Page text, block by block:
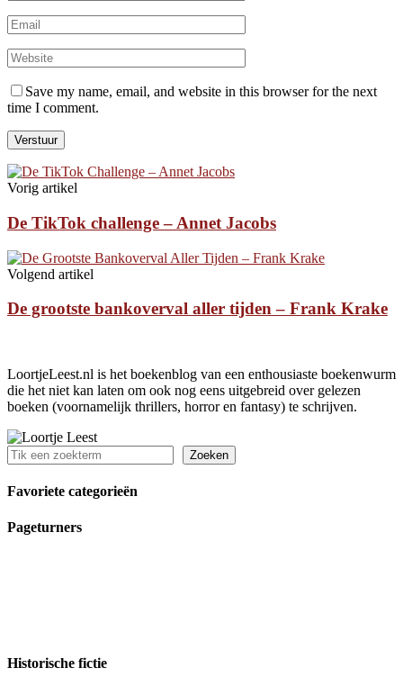
Save my name, email, and website in this browser for the next
time I comment.
Vorig artikel
De TikTok challenge – Annet Jacobs
Volgend artikel
De grootste bankoverval aller tijden – Frank Krake
LoortjeLeest.nl is het boekenblog van een enthousiaste boekenwurm
die het niet kan laten om ook nog eens uitgebreid over gelezen
boeken (voornamelijk thrillers, horror en fantasy) te schrijven.
Zoeken Zoeken
Favoriete categorieën
Pageturners
Historische fictie